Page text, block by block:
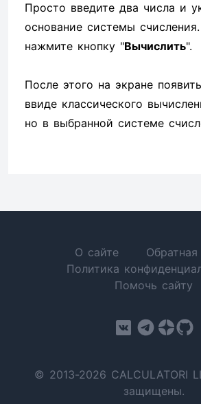
Просто введите два числа и
основание системы
нажмите кнопку "Вычислить".
После этого на экране
ввиде классического
но в выбранной системе
О сайте
Обратная
Политика
Помочь сайту
© 2013-2026 CALCULATORI
защищены.